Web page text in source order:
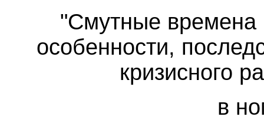
"Смутные времена
особенности,
кризисного
в